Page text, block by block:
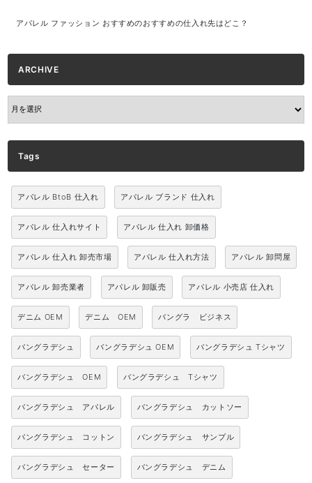
アパレル ファッション おすすめのおすすめの仕入れ先はどこ？
ARCHIVE
ARCHIVE
Tags
アパレル BtoB 仕入れ アパレル ブランド 仕入れ
アパレル 仕入れサイト アパレル 仕入れ 卸価格
アパレル 仕入れ 卸売市場 アパレル 仕入れ方法 アパレル 卸問屋
アパレル 卸売業者 アパレル 卸販売 アパレル 小売店 仕入れ
デニム OEM デニム OEM バングラ ビジネス
バングラデシュ バングラデシュ OEM バングラデシュ Tシャツ
バングラデシュ OEM バングラデシュ Tシャツ
バングラデシュ アパレル バングラデシュ カットソー
バングラデシュ コットン バングラデシュ サンプル
バングラデシュ セーター バングラデシュ デニム